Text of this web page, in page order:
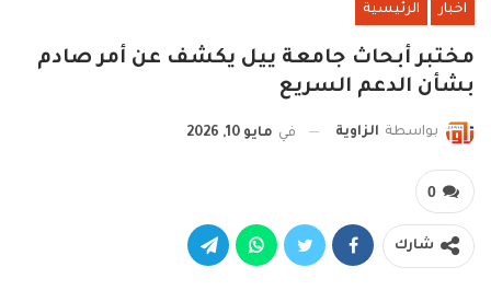
اخبار الرئيسية
مختبر أبحاث جامعة ييل يكشف عن أمر صادم
بشأن الدعم السريع
بواسطة الزاوية في مايو 10, 2026
0
شارك